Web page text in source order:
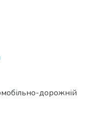
дорожній